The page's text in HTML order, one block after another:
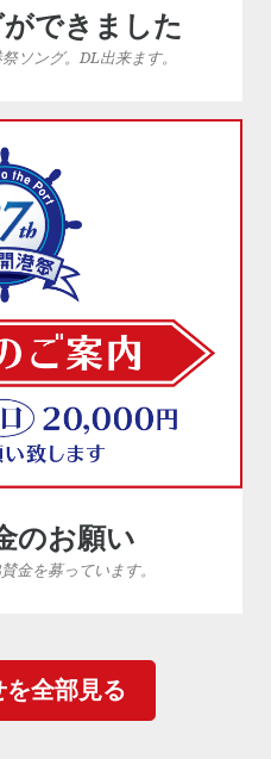
できました
ソング。DL出来ます。
のお願い
金を募っています。
全部見る